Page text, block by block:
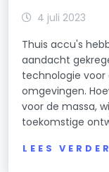
4 juli 2023
Thuis accu's
aandacht
technologie voor
omgevingen.
voor de massa,
toekomstige
LEES VERDER